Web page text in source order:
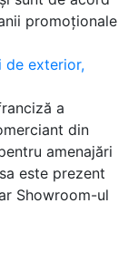
promoționale
a
din
amenajări
este prezent
Showroom-ul